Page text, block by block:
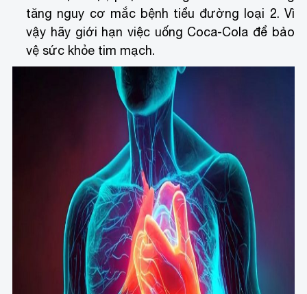
tăng nguy cơ mắc bệnh tiểu đường loại 2. Vì
vậy hãy giới hạn việc uống Coca-Cola để bảo
vệ sức khỏe tim mạch.